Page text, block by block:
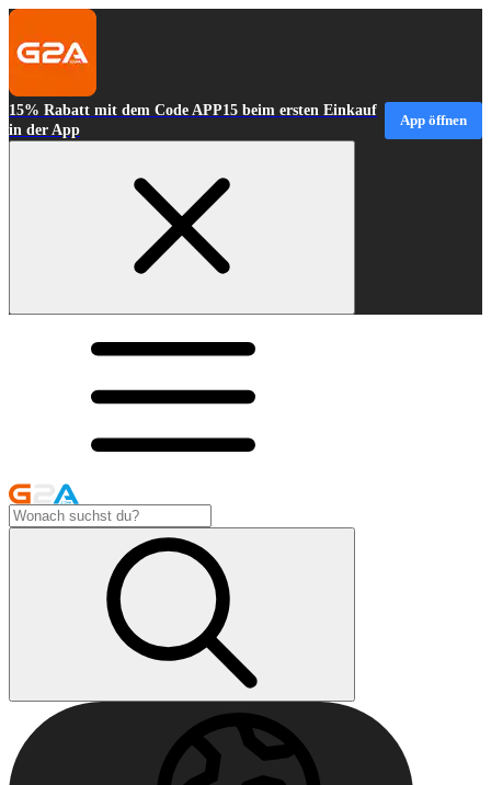
15% Rabatt mit dem Code APP15 beim ersten Einkauf
in der App
App öffnen